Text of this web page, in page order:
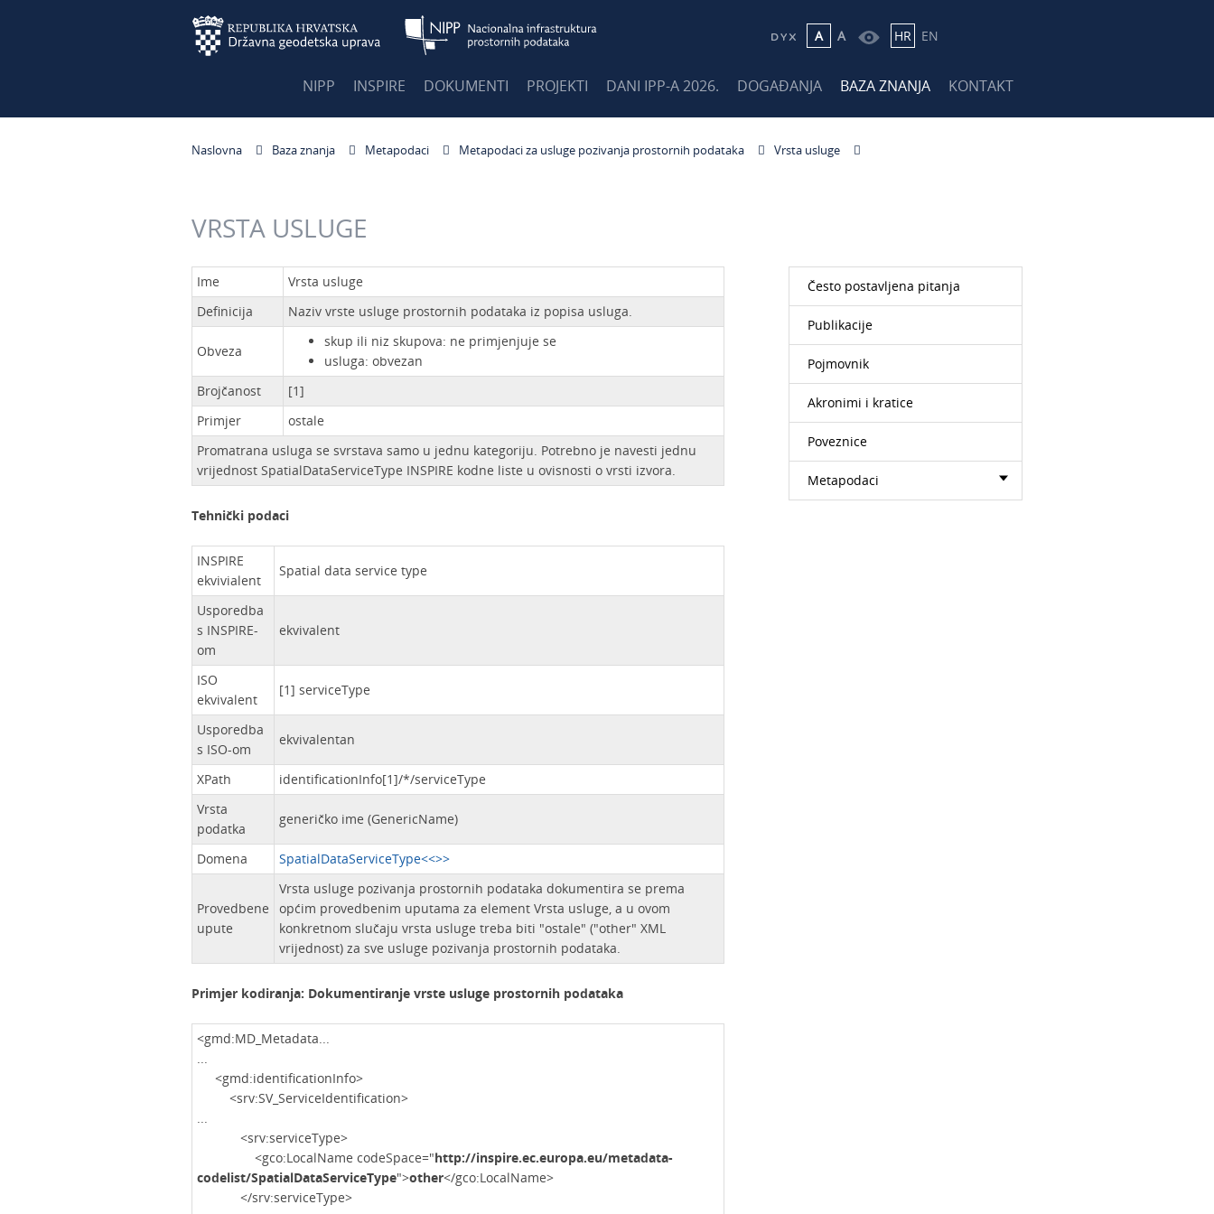
A A HR EN
NIPP INSPIRE DOKUMENTI PROJEKTI DANI IPP-A 2026. DOGAĐANJA BAZA ZNANJA KONTAKT
Naslovna Baza znanja Metapodaci Metapodaci za usluge pozivanja prostornih podataka Vrsta usluge
VRSTA USLUGE
Ime
Vrsta usluge
Definicija
Naziv vrste usluge prostornih podataka iz popisa usluga.
Obveza
skup ili niz skupova: ne primjenjuje se
usluga: obvezan
Brojčanost
[1]
Primjer
ostale
Promatrana usluga se svrstava samo u jednu kategoriju. Potrebno je navesti jednu
vrijednost SpatialDataServiceType INSPIRE kodne liste u ovisnosti o vrsti izvora.
Tehnički podaci
INSPIRE
ekvivialent
Spatial data service type
Usporedba
s INSPIRE-
om
ekvivalent
ISO
ekvivalent
[1] serviceType
Usporedba
s ISO-om
ekvivalentan
XPath
identificationInfo[1]/*/serviceType
Vrsta
podatka
generičko ime (GenericName)
Domena SpatialDataServiceType<<>>
Provedbene
upute
Vrsta usluge pozivanja prostornih podataka dokumentira se prema
općim provedbenim uputama za element Vrsta usluge, a u ovom
konkretnom slučaju vrsta usluge treba biti "ostale" ("other" XML
vrijednost) za sve usluge pozivanja prostornih podataka.
Primjer kodiranja: Dokumentiranje vrste usluge prostornih podataka
<gmd:MD_Metadata...
...
<gmd:identificationInfo>
<srv:SV_ServiceIdentification>
...
<srv:serviceType>
<gco:LocalName codeSpace="http://inspire.ec.europa.eu/metadata-
codelist/SpatialDataServiceType">other</gco:LocalName>
</srv:serviceType>
Često postavljena pitanja
Publikacije
Pojmovnik
Akronimi i kratice
Poveznice
Metapodaci